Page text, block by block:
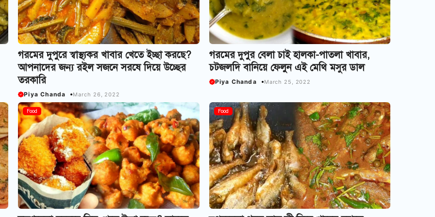
গরমের দুপুরে স্বাস্থ্যকর খাবার খেতে ইচ্ছা করছে?
আপনাদের জন্য রইল সজনে সরষে দিয়ে উচ্ছের
তরকারি
Piya Chanda March 26, 2022
গরমের দুপুর বেলা চাই হালকা-পাতলা খাবার,
চটজলদি বানিয়ে ফেলুন এই মেথি মসুর ডাল
Piya Chanda March 25, 2022
Food Food